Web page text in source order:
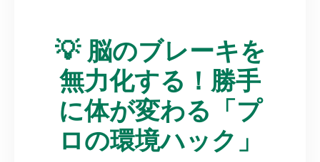
💡 脳のブレーキを
無力化する！勝手
に体が変わる「プ
ロの環境ハック」